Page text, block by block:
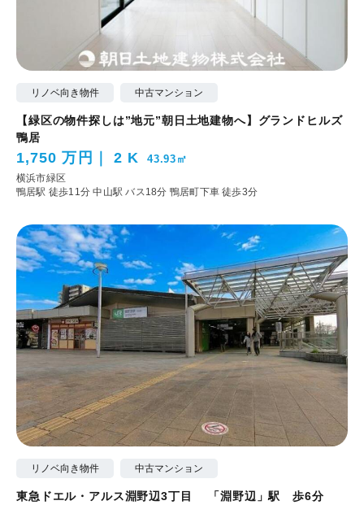
リノベ向き物件 中古マンション
【緑区の物件探しは”地元”朝日土地建物へ】グランドヒルズ
鴨居
1,750 万円 2 K 43.93㎡
横浜市緑区
鴨居駅 徒歩11分中山駅 バス18分 鴨居町下車 徒歩3分
リノベ向き物件 中古マンション
東急ドエル・アルス淵野辺3丁目 「淵野辺」駅 歩6分